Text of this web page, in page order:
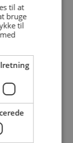
til at
bruge
til